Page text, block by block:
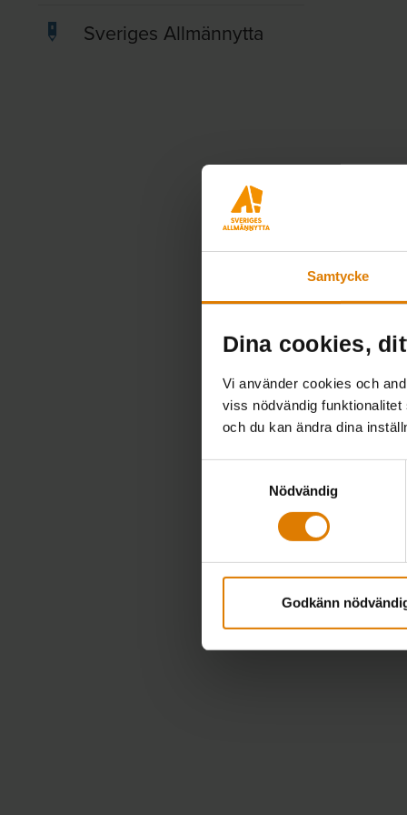
Samtycke
Dina cookies,
Vi använder cookies och
viss nödvändig
och du kan ändra dina
Nödvändig
Godkänn
Sveriges Allmännytta